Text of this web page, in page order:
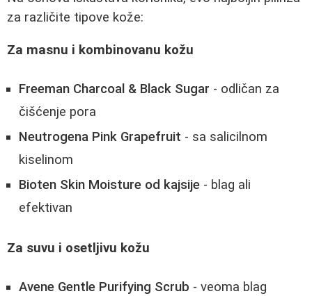
za različite tipove kože:
Za masnu i kombinovanu kožu
Freeman Charcoal & Black Sugar - odličan za
čišćenje pora
Neutrogena Pink Grapefruit - sa salicilnom
kiselinom
Bioten Skin Moisture od kajsije - blag ali
efektivan
Za suvu i osetljivu kožu
Avene Gentle Purifying Scrub - veoma blag